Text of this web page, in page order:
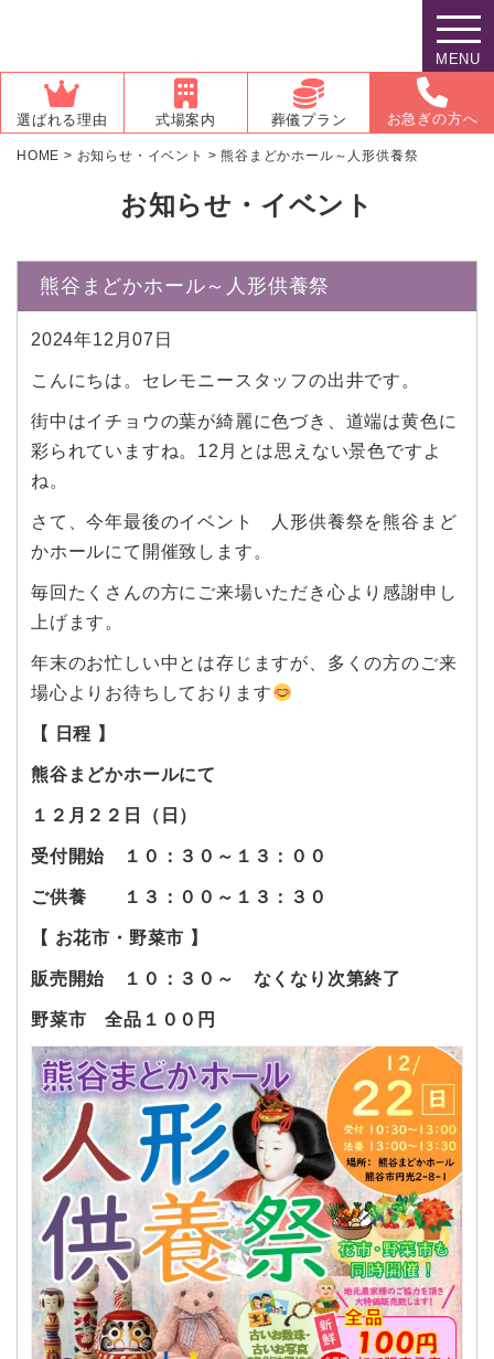
MENU
選ばれる理由 式場案内 葬儀プラン お急ぎの方へ
HOME > お知らせ・イベント >熊谷まどかホール～人形供養祭
お知らせ・イベント
熊谷まどかホール～人形供養祭
2024年12月07日
こんにちは。セレモニースタッフの出井です。
街中はイチョウの葉が綺麗に色づき、道端は黄色に
彩られていますね。12月とは思えない景色ですよ
ね。
さて、今年最後のイベント 人形供養祭を熊谷まど
かホールにて開催致します。
毎回たくさんの方にご来場いただき心より感謝申し
上げます。
年末のお忙しい中とは存じますが、多くの方のご来
場心よりお待ちしております
【 日程 】
熊谷まどかホールにて
１２月２２日（日）
受付開始 １０：３０～１３：００
ご供養 １３：００～１３：３０
【 お花市・野菜市 】
販売開始 １０：３０～ なくなり次第終了
野菜市 全品１００円